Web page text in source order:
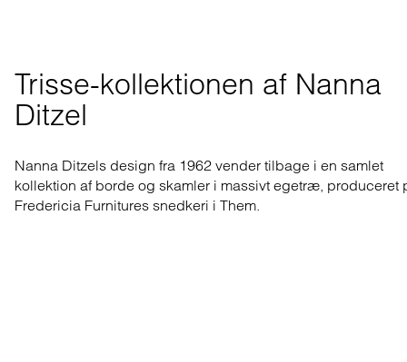
Trisse-kollektionen af Nanna
Ditzel
Nanna Ditzels design fra 1962 vender tilbage i en samlet
kollektion af borde og skamler i massivt egetræ, produceret
Fredericia Furnitures snedkeri i Them.